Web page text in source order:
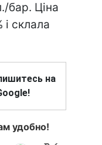
бар. Ціна
склала
на
удобно!